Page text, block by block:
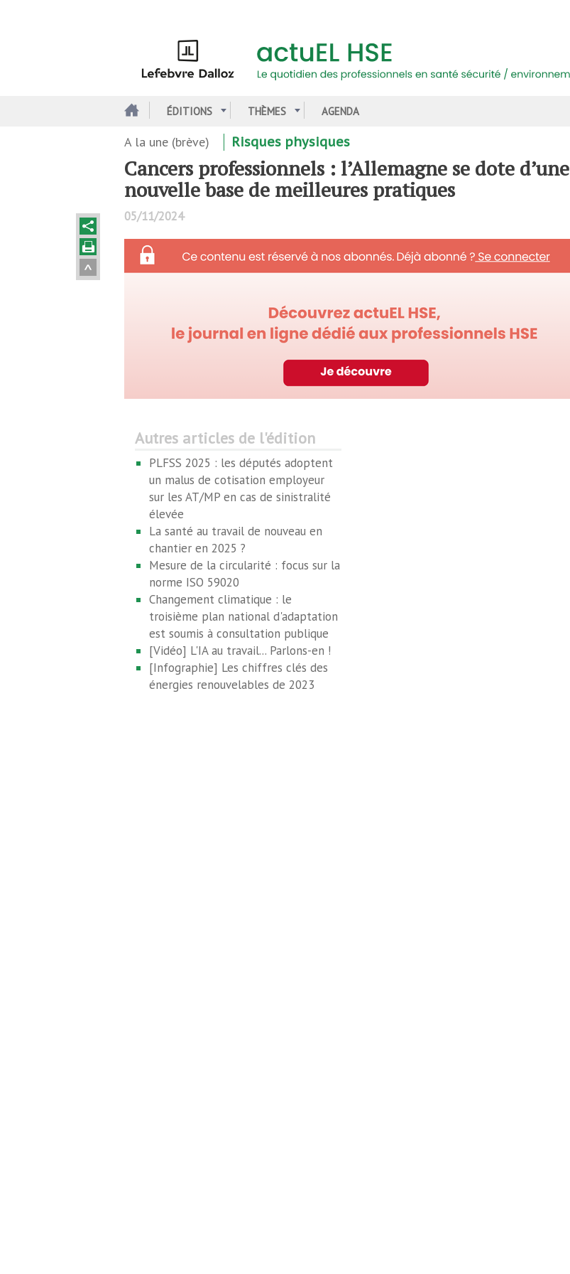
ÉDITIONS THÈMES AGENDA
A la une (brève) Risques physiques
Cancers professionnels : l’Allemagne se dote d’une
nouvelle base de meilleures pratiques
05/11/2024
Autres articles de l'édition
PLFSS 2025 : les députés adoptent
un malus de cotisation employeur
sur les AT/MP en cas de sinistralité
élevée
La santé au travail de nouveau en
chantier en 2025 ?
Mesure de la circularité : focus sur la
norme ISO 59020
Changement climatique : le
troisième plan national d'adaptation
est soumis à consultation publique
[Vidéo] L'IA au travail... Parlons-en !
[Infographie] Les chiffres clés des
énergies renouvelables de 2023